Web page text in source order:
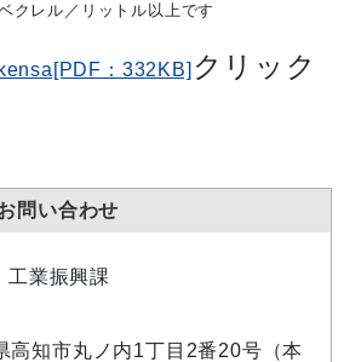
クレル／リットル以上です
：332KB] クリック
問い合わせ
工業振興課
高知市丸ノ内1丁目2番20号（本